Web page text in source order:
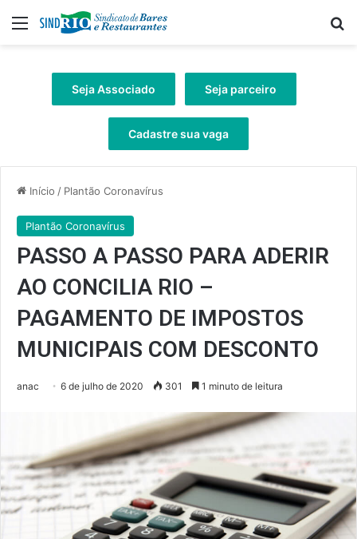
Menu
Seja Associado Seja parceiro
Cadastre sua vaga
Início / Plantão Coronavírus
Plantão Coronavírus
PASSO A PASSO PARA ADERIR
AO CONCILIA RIO –
PAGAMENTO DE IMPOSTOS
MUNICIPAIS COM DESCONTO
anac 6 de julho de 2020 301 1 minuto de leitura